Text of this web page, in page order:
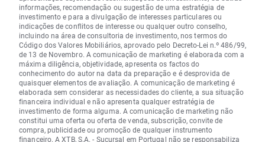
informações, recomendação ou sugestão de uma estratégia de
investimento e para a divulgação de interesses particulares ou
indicações de conflitos de interesse ou qualquer outro conselho,
incluindo na área de consultoria de investimento, nos termos do
Código dos Valores Mobiliários, aprovado pelo Decreto-Lei n.º 486/99,
de 13 de Novembro. A comunicação de marketing é elaborada com a
máxima diligência, objetividade, apresenta os factos do
conhecimento do autor na data da preparação e é desprovida de
quaisquer elementos de avaliação. A comunicação de marketing é
elaborada sem considerar as necessidades do cliente, a sua situação
financeira individual e não apresenta qualquer estratégia de
investimento de forma alguma. A comunicação de marketing não
constitui uma oferta ou oferta de venda, subscrição, convite de
compra, publicidade ou promoção de qualquer instrumento
financeiro. A XTB, S.A. - Sucursal em Portugal não se responsabiliza